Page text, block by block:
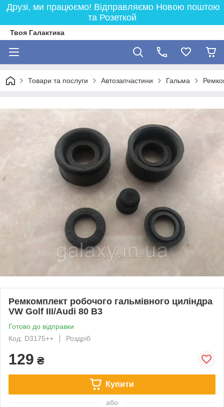
Друзі, ми працюємо! Відправляємо Новою поштою
та Розеткой
Твоя Галактика
Товари та послуги Автозапчастини Гальма
Ремкомплект робочого гальмівного циліндра
VW Golf III/Audi 80 B3
Готово до відправки
Код: D3175++
Роздріб
129 ₴
Купити
або